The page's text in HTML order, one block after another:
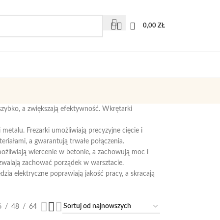
0,00 ZŁ
a zwiększają efektywność. Wkrętarki
Frezarki umożliwiają precyzyjne cięcie i
a gwarantują trwałe połączenia.
wiercenie w betonie, a zachowują moc i
zachować porządek w warsztacie.
elektryczne poprawiają jakość pracy, a skracają
48 64